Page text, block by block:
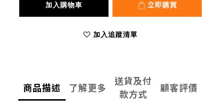
加入購物車 立即購買
加入追蹤清單
商品描述 了解更多
送貨及付
款方式
顧客評價